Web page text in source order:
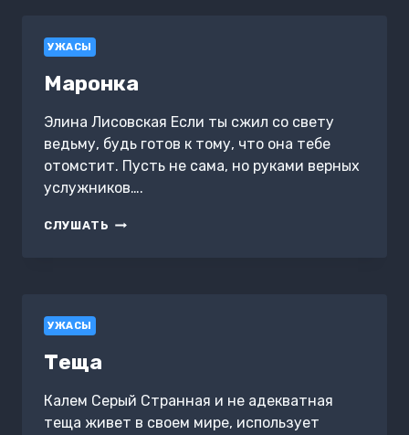
УЖАСЫ
Маронка
Элина Лисовская Если ты сжил со свету
ведьму, будь готов к тому, что она тебе
отомстит. Пусть не сама, но руками верных
услужников….
СЛУШАТЬ МАРОНКА
УЖАСЫ
Теща
Калем Серый Странная и не адекватная
теща живет в своем мире, использует